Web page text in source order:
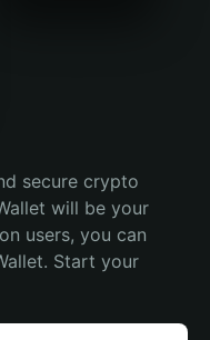
secure crypto
will be your
users, you can
Start your